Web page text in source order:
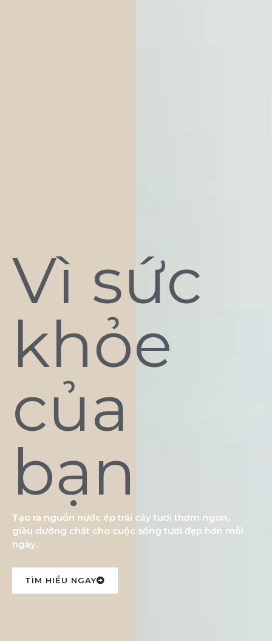
Vì sức
khỏe
của
bạn
Tạo ra nguồn nước ép trái cây tươi thơm ngon,
giàu dưỡng chất cho cuộc sống tươi đẹp hơn mỗi
ngày.
TÌM HIỂU NGAY